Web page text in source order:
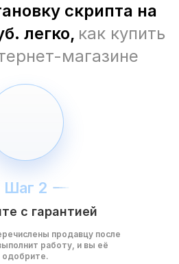
скрипта на
легко, как купить
магазине
Шаг 2
с гарантией
продавцу после
работу, и вы её
одобрите.